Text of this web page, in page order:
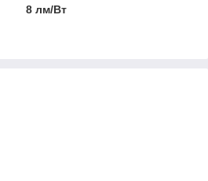
8 лм/Вт